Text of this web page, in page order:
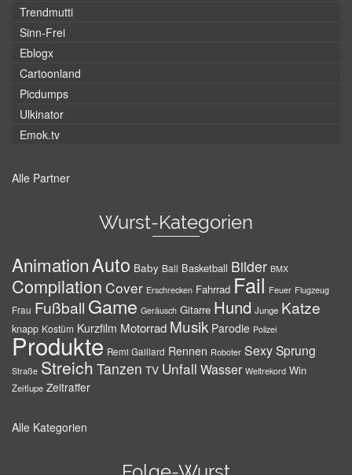
Trendmutti
Sinn-Frei
Eblogx
Cartoonland
Picdumps
Ulkinator
Emok.tv
Alle Partner
Wurst-Kategorien
AnimationAuto Baby Ball Basketball Bilder BMX
Compilation Cover Erschrecken Fahrrad Fail Feuer Flugzeug
Frau Fußball Game Geräusch Gitarre Hund Junge Katze
knapp Kostüm Kurzfilm Motorrad Musik Parodie Polizei
Produkte Remi Gaillard Rennen Roboter SexySprung
Straße Streich Tanzen TV Unfall Wasser Weltrekord Win
Zeitlupe Zeitraffer
Alle Kategorien